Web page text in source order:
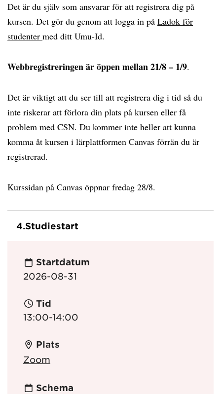
Det är du själv som ansvarar för att registrera dig på
kursen. Det gör du genom att logga in på Ladok för
studenter med ditt Umu-Id.
Webbregistreringen är öppen mellan 21/8 – 1/9.
Det är viktigt att du ser till att registrera dig i tid så du
inte riskerar att förlora din plats på kursen eller få
problem med CSN. Du kommer inte heller att kunna
komma åt kursen i lärplattformen Canvas förrän du är
registrerad.
Kurssidan på Canvas öppnar fredag 28/8.
4.Studiestart
Startdatum
2026-08-31
Tid
13:00-14:00
Plats
Zoom
Schema